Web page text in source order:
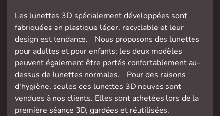
Les lunettes 3D spécialement développées sont
fabriquées en plastique léger, recyclable et leur
design est tendance. Nous proposons des lunettes
pour adultes et pour enfants; les deux modèles
peuvent également être portés confortablement au-
dessus de lunettes normales. Pour des raisons
d'hygiène, seules des lunettes 3D neuves sont
vendues à nos clients. Elles sont achetées lors de la
première séance 3D, gardées et réutilisées.